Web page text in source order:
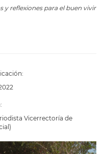
y reflexiones para el buen vivir
Vicerrectoría de